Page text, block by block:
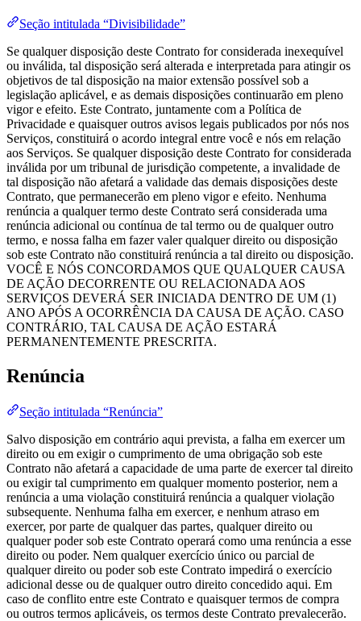
Seção intitulada “Divisibilidade”
Se qualquer disposição deste Contrato for considerada inexequível
ou inválida, tal disposição será alterada e interpretada para atingir os
objetivos de tal disposição na maior extensão possível sob a
legislação aplicável, e as demais disposições continuarão em pleno
vigor e efeito. Este Contrato, juntamente com a Política de
Privacidade e quaisquer outros avisos legais publicados por nós nos
Serviços, constituirá o acordo integral entre você e nós em relação
aos Serviços. Se qualquer disposição deste Contrato for considerada
inválida por um tribunal de jurisdição competente, a invalidade de
tal disposição não afetará a validade das demais disposições deste
Contrato, que permanecerão em pleno vigor e efeito. Nenhuma
renúncia a qualquer termo deste Contrato será considerada uma
renúncia adicional ou contínua de tal termo ou de qualquer outro
termo, e nossa falha em fazer valer qualquer direito ou disposição
sob este Contrato não constituirá renúncia a tal direito ou disposição.
VOCÊ E NÓS CONCORDAMOS QUE QUALQUER CAUSA
DE AÇÃO DECORRENTE OU RELACIONADA AOS
SERVIÇOS DEVERÁ SER INICIADA DENTRO DE UM (1)
ANO APÓS A OCORRÊNCIA DA CAUSA DE AÇÃO. CASO
CONTRÁRIO, TAL CAUSA DE AÇÃO ESTARÁ
PERMANENTEMENTE PRESCRITA.
Renúncia
Seção intitulada “Renúncia”
Salvo disposição em contrário aqui prevista, a falha em exercer um
direito ou em exigir o cumprimento de uma obrigação sob este
Contrato não afetará a capacidade de uma parte de exercer tal direito
ou exigir tal cumprimento em qualquer momento posterior, nem a
renúncia a uma violação constituirá renúncia a qualquer violação
subsequente. Nenhuma falha em exercer, e nenhum atraso em
exercer, por parte de qualquer das partes, qualquer direito ou
qualquer poder sob este Contrato operará como uma renúncia a esse
direito ou poder. Nem qualquer exercício único ou parcial de
qualquer direito ou poder sob este Contrato impedirá o exercício
adicional desse ou de qualquer outro direito concedido aqui. Em
caso de conflito entre este Contrato e quaisquer termos de compra
ou outros termos aplicáveis, os termos deste Contrato prevalecerão.